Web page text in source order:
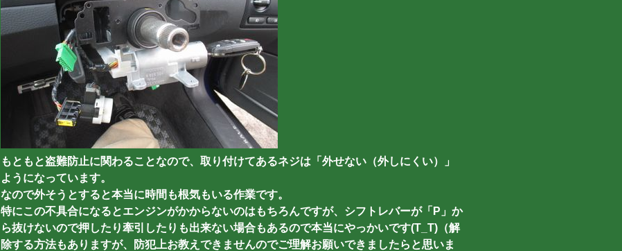
もともと盗難防止に関わることなので、取り付けてあるネジは「外せない（外しにくい）」
ようになっています。
なので外そうとすると本当に時間も根気もいる作業です。
特にこの不具合になるとエンジンがかからないのはもちろんですが、シフトレバーが「P」か
ら抜けないので押したり牽引したりも出来ない場合もあるので本当にやっかいです(T_T)（解
除する方法もありますが、防犯上お教えできませんのでご理解お願いできましたらと思いま